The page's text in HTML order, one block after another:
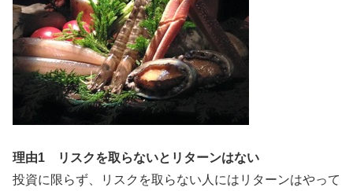
理由1 リスクを取らないとリターンはない
投資に限らず、リスクを取らない人にはリターンはやって